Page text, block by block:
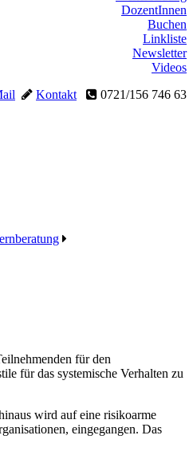
DozentInnen
Buchen
Linkliste
Newsletter
Videos
Kontakt
0721/156 746 63
für den
für das systemische Verhalten zu
wird auf eine risikoarme
eingegangen. Das